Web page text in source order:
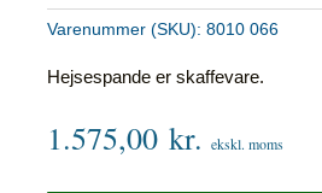
Varenummer (SKU):8010 066
Hejsespande er skaffevare.
1.575,00kr. ekskl. moms